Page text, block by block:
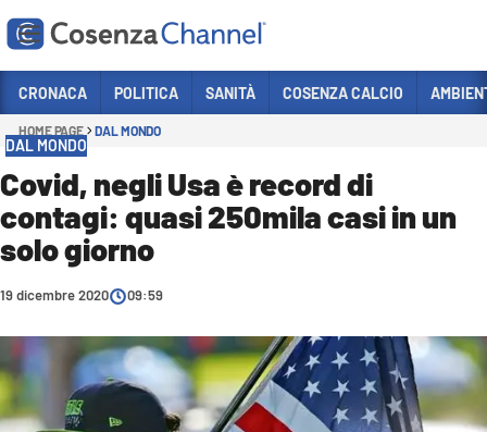
Sezioni
CRONACA
POLITICA
COSENZA CALCIO
ECONOMIA E LAVORO
SANITÀ
SPORT
CRONACA POLITICA SANITÀ COSENZA CALCIO
HOME PAGE DAL MONDO
DAL MONDO
Covid, negli Usa è record di
contagi: quasi 250mila casi in un
solo giorno
19 dicembre 2020 09:59